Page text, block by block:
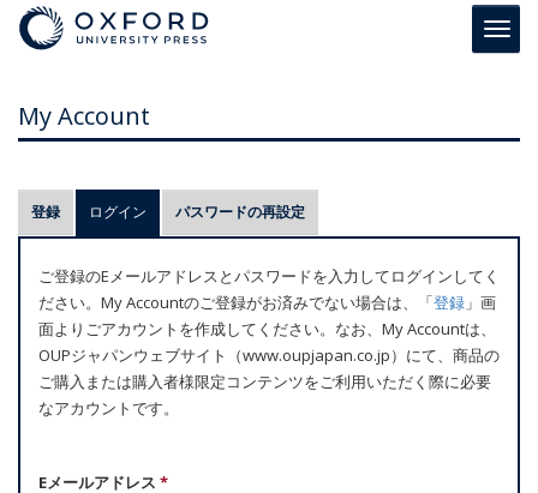
My Account
プ
ラ
マ
リ
ー
タ
ブ
登録 ログイン (アクティブなタブ)
パスワードの再設定
ご登録のEメールアドレスとパスワードを入力してログインしてく
ださい。My Accountのご登録がお済みでない場合は、「登録 」画
面よりごアカウントを作成してください。なお、My Accountは、
OUPジャパンウェブサイト（www.oupjapan.co.jp）にて、商品の
ご購入または購入者様限定コンテンツをご利用いただく際に必要
なアカウントです。
Eメールアドレス *